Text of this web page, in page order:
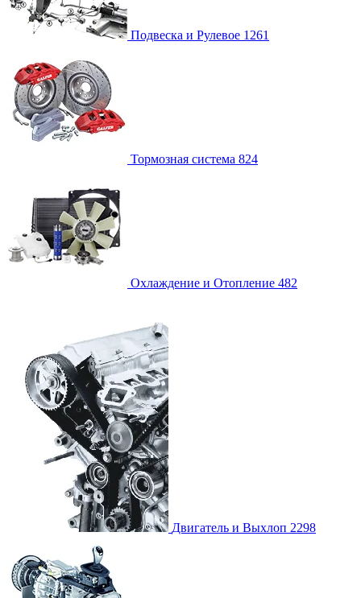
Подвеска и Рулевое 1261
Тормозная система 824
Охлаждение и Отопление 482
Двигатель и Выхлоп 2298